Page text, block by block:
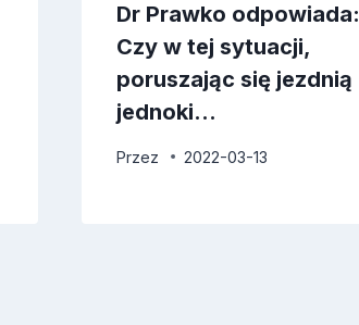
Dr Prawko odpowiada:
Czy w tej sytuacji,
poruszając się jezdnią
jednoki…
Przez 2022-03-13